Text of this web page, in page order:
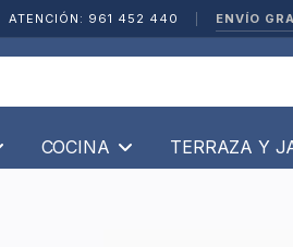
ATENCIÓN: 961 452 440 ENVÍO
COCINA TERRAZA Y